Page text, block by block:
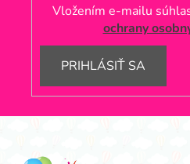
Vložením e-mailu
ochrany
PRIHLÁSIŤ SA
Z